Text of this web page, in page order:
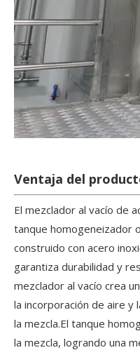
Ventaja del
El mezclador al vacío de
tanque homogeneizador
construido con acero
garantiza durabilidad y
mezclador al vacío crea
la incorporación de aire y
la mezcla.El tanque
la mezcla, logrando una